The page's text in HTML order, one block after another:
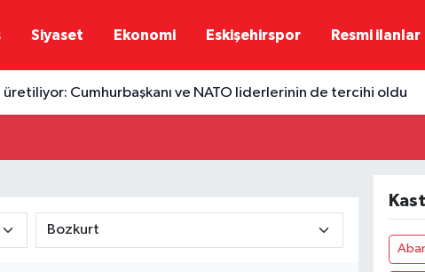
Siyaset Ekonomi Eskişehirspor Resmi ilanlar
üretiliyor: Cumhurbaşkanı ve NATO liderlerinin de tercihi oldu